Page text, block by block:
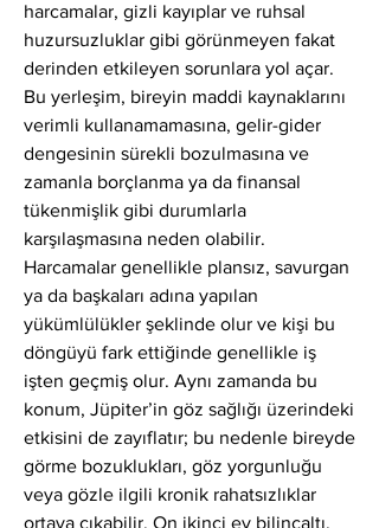
harcamalar, gizli kayıplar ve ruhsal
huzursuzluklar gibi görünmeyen fakat
derinden etkileyen sorunlara yol açar.
Bu yerleşim, bireyin maddi kaynaklarını
verimli kullanamamasına, gelir-gider
dengesinin sürekli bozulmasına ve
zamanla borçlanma ya da finansal
tükenmişlik gibi durumlarla
karşılaşmasına neden olabilir.
Harcamalar genellikle plansız, savurgan
ya da başkaları adına yapılan
yükümlülükler şeklinde olur ve kişi bu
döngüyü fark ettiğinde genellikle iş
işten geçmiş olur. Aynı zamanda bu
konum, Jüpiter’in göz sağlığı üzerindeki
etkisini de zayıflatır; bu nedenle bireyde
görme bozuklukları, göz yorgunluğu
veya gözle ilgili kronik rahatsızlıklar
ortaya çıkabilir. On ikinci ev bilinçaltı,